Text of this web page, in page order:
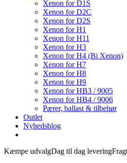
Xenon for D1S
Xenon for D2C
Xenon for D2S
Xenon for H1
Xenon for H11
Xenon for H3
Xenon for H4 (Bi Xenon)
Xenon for H7
Xenon for H8
Xenon for H9
Xenon for HB3 / 9005
Xenon for HB4 / 9006
Pærer, ballast & tilbehør
Outlet
Nyhedsblog
Kæmpe udvalgDag til dag levering